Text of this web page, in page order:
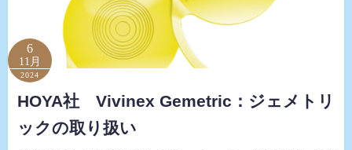
6
11月
2024
HOYA社 Vivinex Gemetric：ジェメトリ
ックの取り扱い